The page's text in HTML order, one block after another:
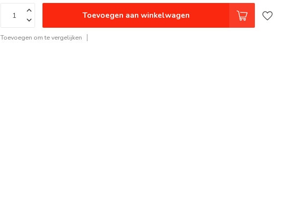
Toevoegen aan winkelwagen
Toevoegen om te vergelijken